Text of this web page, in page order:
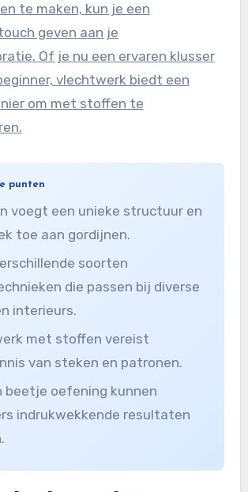
te maken, kun je een
geven aan je
Of je nu een ervaren klusser
vlechtwerk biedt een
om met stoffen te
punten
voegt een unieke structuur en
toe aan gordijnen.
soorten
die passen bij diverse
interieurs.
met stoffen vereist
van steken en patronen.
beetje oefening kunnen
indrukwekkende resultaten